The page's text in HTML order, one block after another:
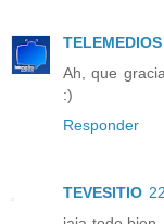
TELEMEDIOS
Ah, que
:)
Responder
TEVESITIO